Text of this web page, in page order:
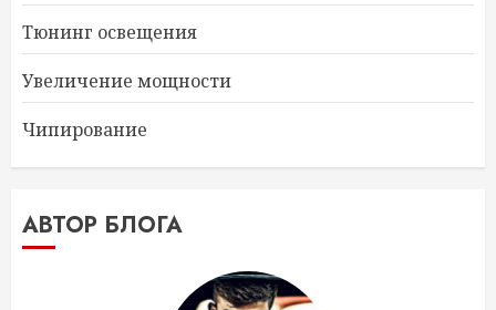
Тюнинг освещения
Увеличение мощности
Чипирование
АВТОР БЛОГА